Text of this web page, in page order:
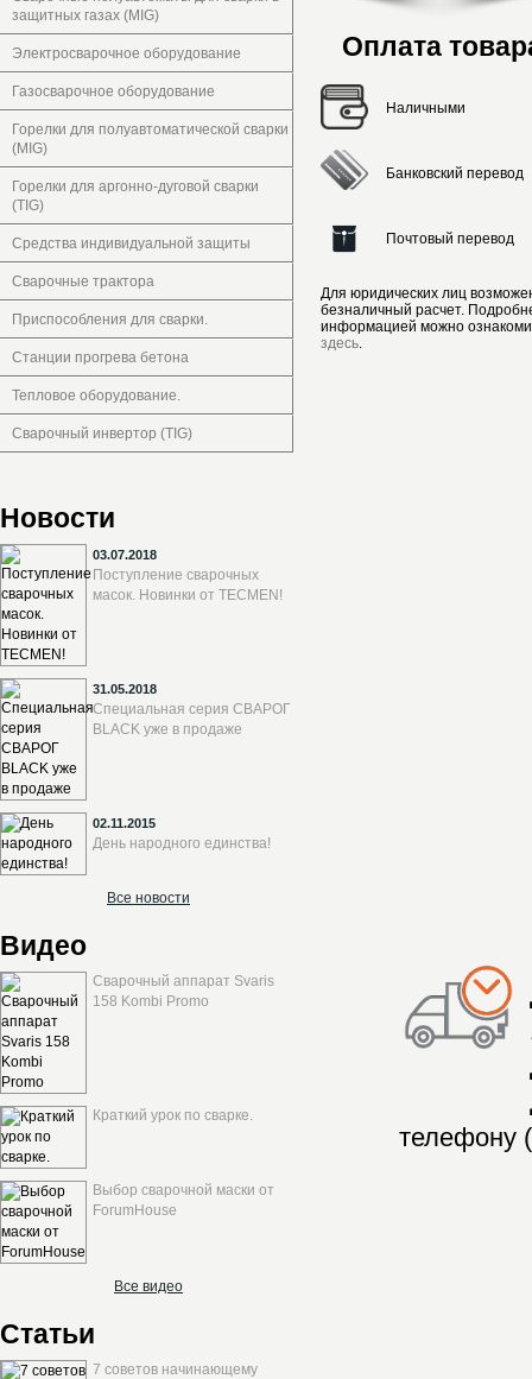
защитных газах (MIG)
Электросварочное оборудование
Газосварочное оборудование
Горелки для полуавтоматической сварки
(MIG)
Горелки для аргонно-дуговой сварки
(TIG)
Средства индивидуальной защиты
Сварочные трактора
Приспособления для сварки.
Станции прогрева бетона
Тепловое оборудование.
Сварочный инвертор (TIG)
Новости
03.07.2018
Поступление сварочных
масок. Новинки от TECMEN!
31.05.2018
Специальная серия СВАРОГ
BLACK уже в продаже
02.11.2015
День народного единства!
Все новости
Видео
Сварочный аппарат Svaris
158 Kombi Promo
Краткий урок по сварке.
Выбор сварочной маски от
ForumHouse
Все видео
Статьи
7 советов начинающему
Оплата
Наличными
Банковский перевод
Почтовый перевод
Для юридических лиц
безналичный расчет.
информацией можно
здесь.
телефону